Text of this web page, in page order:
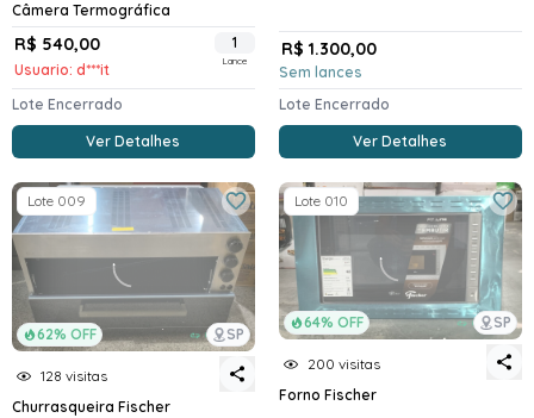
Câmera Termográfica
R$ 540,00
Usuario: d***it
1
Lance
Lote Encerrado
Ver Detalhes
R$ 1.300,00
Sem lances
Lote Encerrado
Ver Detalhes
62% OFF SP
Lote 009
128 visitas
Churrasqueira Fischer
64% OFF SP
Lote 010
200 visitas
Forno Fischer